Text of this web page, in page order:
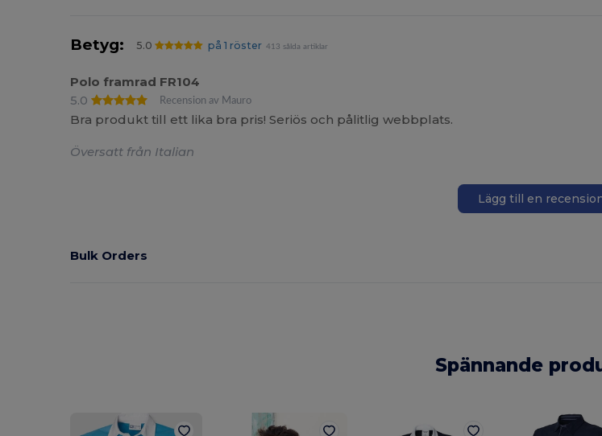
Betyg: 5.0 på 1 röster 413 sålda artiklar
Polo framrad FR104
5.0
Recension av Mauro
Bra produkt till ett lika bra pris! Seriös och pålitlig webbplats.
Översatt från Italian
Lägg till en
Bulk Orders
Spännande